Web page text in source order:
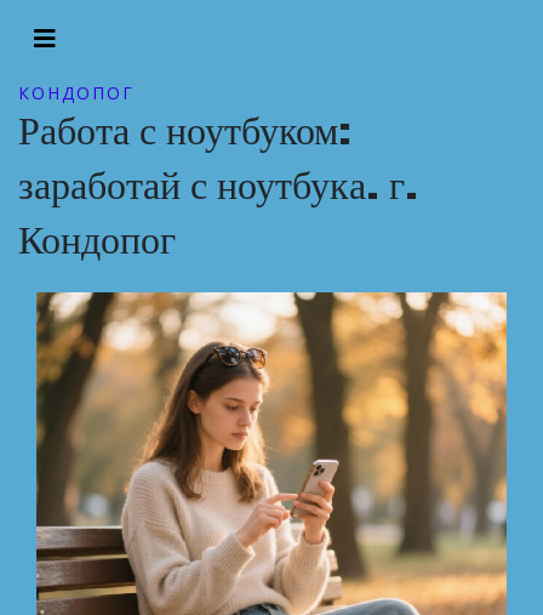
КОНДОПОГ
Работа с ноутбуком:
заработай с ноутбука. г.
Кондопог